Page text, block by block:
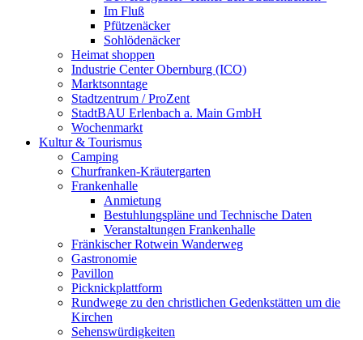
Im Fluß
Pfützenäcker
Sohlödenäcker
Heimat shoppen
Industrie Center Obernburg (ICO)
Marktsonntage
Stadtzentrum / ProZent
StadtBAU Erlenbach a. Main GmbH
Wochenmarkt
Kultur & Tourismus
Camping
Churfranken-Kräutergarten
Frankenhalle
Anmietung
Bestuhlungspläne und Technische Daten
Veranstaltungen Frankenhalle
Fränkischer Rotwein Wanderweg
Gastronomie
Pavillon
Picknickplattform
Rundwege zu den christlichen Gedenkstätten um die
Kirchen
Sehenswürdigkeiten